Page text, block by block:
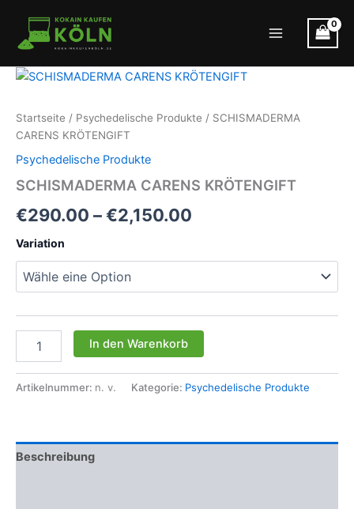
Inhalt
springen
Startseite / Psychedelische Produkte / SCHISMADERMA
CARENS KRÖTENGIFT
Psychedelische Produkte
SCHISMADERMA CARENS KRÖTENGIFT
€290.00 –€2,150.00
€2,150.00
Variation
SCHISMADERMA
CARENS
Menge
In den Warenkorb
Artikelnummer: n. v. Kategorie: Psychedelische Produkte
Beschreibung